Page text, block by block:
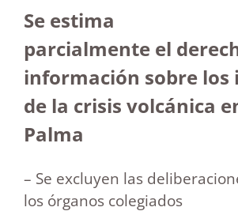
Se estima
parcialmente el
información sobre los
de la crisis volcánica
Palma
– Se excluyen las
los órganos colegiados